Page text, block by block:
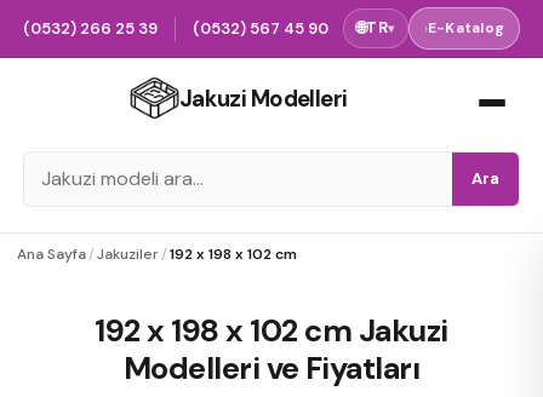
(0532) 266 25 39 (0532) 567 45 90 🌐TR▾ ›E-Katalog
Jakuzi Modelleri
Ara
Ana Sayfa/Jakuziler/192 x 198 x 102 cm
192 x 198 x 102 cm Jakuzi
Modelleri ve Fiyatları